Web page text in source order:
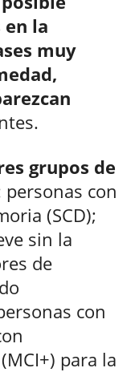
la
muy
grupos de
personas con
(SCD);
sin la
de
con
para la